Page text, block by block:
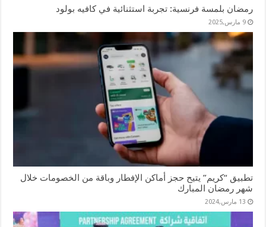
رمضان بلمسة فرنسية: تجربة استثنائية في كافيه بولود
9 مارس,2025
تطبيق “كريم” يتيح حجز أماكن الإفطار وباقة من الخصومات خلال
شهر رمضان المبارك
13 مارس,2024